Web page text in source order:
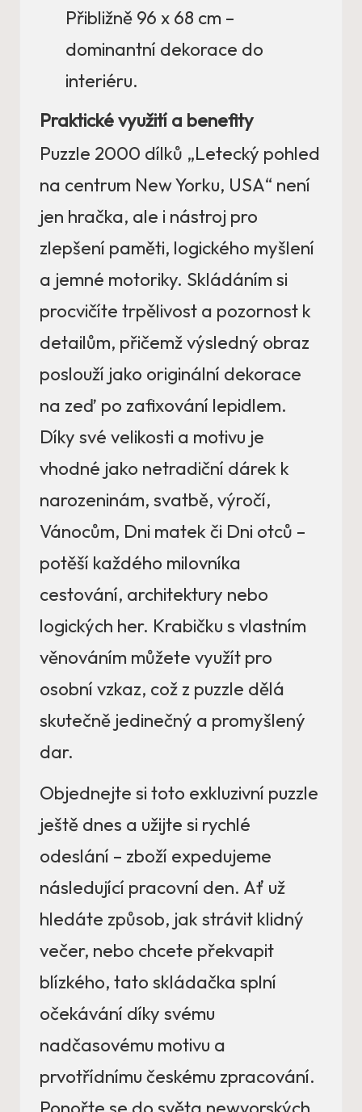
Přibližně 96 x 68 cm –
dominantní dekorace do
interiéru.
Praktické využití a benefity
Puzzle 2000 dílků „Letecký pohled
na centrum New Yorku, USA“ není
jen hračka, ale i nástroj pro
zlepšení paměti, logického myšlení
a jemné motoriky. Skládáním si
procvičíte trpělivost a pozornost k
detailům, přičemž výsledný obraz
poslouží jako originální dekorace
na zeď po zafixování lepidlem.
Díky své velikosti a motivu je
vhodné jako netradiční dárek k
narozeninám, svatbě, výročí,
Vánocům, Dni matek či Dni otců –
potěší každého milovníka
cestování, architektury nebo
logických her. Krabičku s vlastním
věnováním můžete využít pro
osobní vzkaz, což z puzzle dělá
skutečně jedinečný a promyšlený
dar.
Objednejte si toto exkluzivní puzzle
ještě dnes a užijte si rychlé
odeslání – zboží expedujeme
následující pracovní den. Ať už
hledáte způsob, jak strávit klidný
večer, nebo chcete překvapit
blízkého, tato skládačka splní
očekávání díky svému
nadčasovému motivu a
prvotřídnímu českému zpracování.